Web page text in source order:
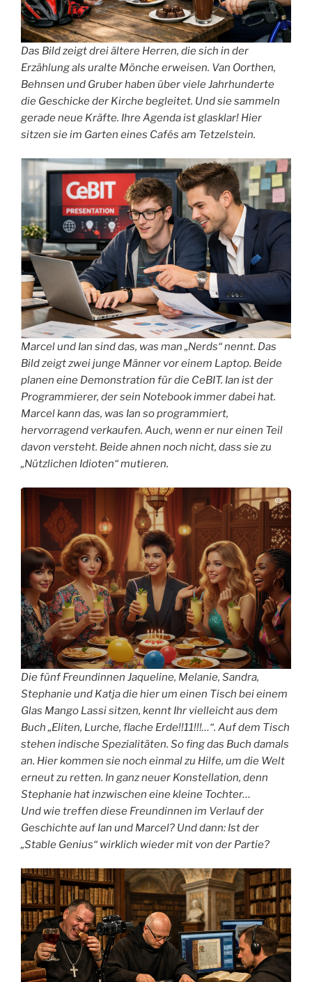
Das Bild zeigt drei ältere Herren, die sich in der
Erzählung als uralte Mönche erweisen. Van Oorthen,
Behnsen und Gruber haben über viele Jahrhunderte
die Geschicke der Kirche begleitet. Und sie sammeln
gerade neue Kräfte. Ihre Agenda ist glasklar! Hier
sitzen sie im Garten eines Cafés am Tetzelstein.
Marcel und Ian sind das, was man „Nerds“ nennt. Das
Bild zeigt zwei junge Männer vor einem Laptop. Beide
planen eine Demonstration für die CeBIT. Ian ist der
Programmierer, der sein Notebook immer dabei hat.
Marcel kann das, was Ian so programmiert,
hervorragend verkaufen. Auch, wenn er nur einen Teil
davon versteht. Beide ahnen noch nicht, dass sie zu
„Nützlichen Idioten“ mutieren.
Die fünf Freundinnen Jaqueline, Melanie, Sandra,
Stephanie und Katja die hier um einen Tisch bei einem
Glas Mango Lassi sitzen, kennt Ihr vielleicht aus dem
Buch „Eliten, Lurche, flache Erde!!11!!!…“. Auf dem Tisch
stehen indische Spezialitäten. So fing das Buch damals
an. Hier kommen sie noch einmal zu Hilfe, um die Welt
erneut zu retten. In ganz neuer Konstellation, denn
Stephanie hat inzwischen eine kleine Tochter…
Und wie treffen diese Freundinnen im Verlauf der
Geschichte auf Ian und Marcel? Und dann: Ist der
„Stable Genius“ wirklich wieder mit von der Partie?